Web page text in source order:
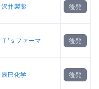
沢井製薬 後発
Ｔ’ｓファーマ 後発
辰巳化学 後発